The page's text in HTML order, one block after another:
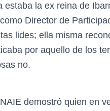
estaba la ex reina de
Director de
lides; ella misma
por aquello de los
no.
demostró quien en